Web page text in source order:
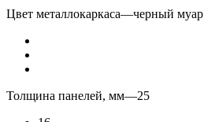
Цвет металлокаркаса—черный муар
Толщина панелей, мм—25